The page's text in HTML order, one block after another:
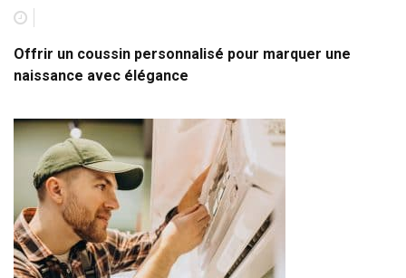
Offrir un coussin personnalisé pour marquer une
naissance avec élégance